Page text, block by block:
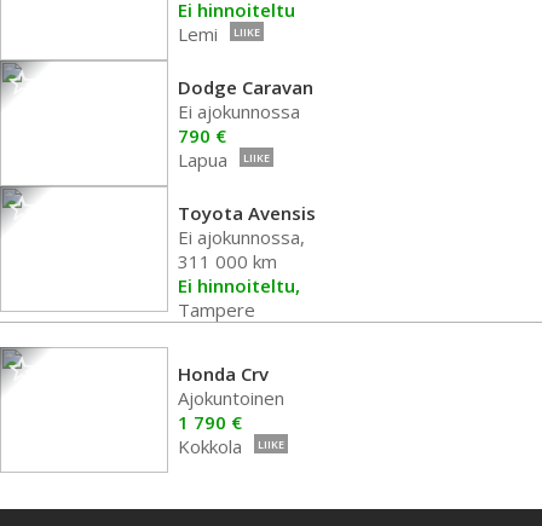
Ei hinnoiteltu
Lemi
LIIKE
Dodge Caravan
Ei ajokunnossa
790 €
Lapua
LIIKE
Toyota Avensis
Ei ajokunnossa,
311 000 km
Ei hinnoiteltu,
Tampere
Honda Crv
Ajokuntoinen
1 790 €
Kokkola
LIIKE